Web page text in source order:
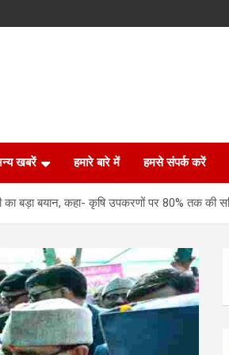
खबरें हमारे बारे में हमसे संपर्क करें
बड़ा बयान, कहा- कृषि उपकरणों पर 80% तक की